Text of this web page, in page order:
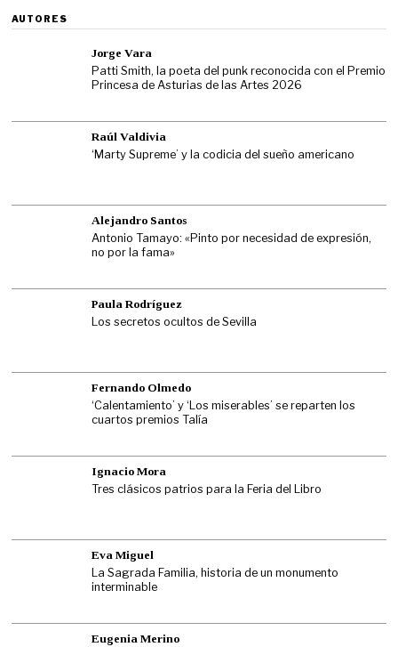
AUTORES
Jorge Vara
Patti Smith, la poeta del punk reconocida con el Premio
Princesa de Asturias de las Artes 2026
Raúl Valdivia
‘Marty Supreme’ y la codicia del sueño americano
Alejandro Santos
Antonio Tamayo: «Pinto por necesidad de expresión,
no por la fama»
Paula Rodríguez
Los secretos ocultos de Sevilla
Fernando Olmedo
‘Calentamiento’ y ‘Los miserables’ se reparten los
cuartos premios Talía
Ignacio Mora
Tres clásicos patrios para la Feria del Libro
Eva Miguel
La Sagrada Familia, historia de un monumento
interminable
Eugenia Merino